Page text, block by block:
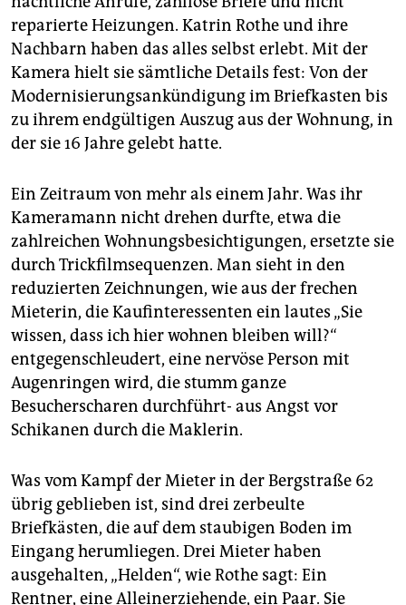
reparierte Heizungen. Katrin Rothe und ihre
Nachbarn haben das alles selbst erlebt. Mit der
Kamera hielt sie sämtliche Details fest: Von der
Modernisierungsankündigung im Briefkasten bis
zu ihrem endgültigen Auszug aus der Wohnung, in
der sie 16 Jahre gelebt hatte.
Ein Zeitraum von mehr als einem Jahr. Was ihr
Kameramann nicht drehen durfte, etwa die
zahlreichen Wohnungsbesichtigungen, ersetzte sie
durch Trickfilmsequenzen. Man sieht in den
reduzierten Zeichnungen, wie aus der frechen
Mieterin, die Kaufinteressenten ein lautes „Sie
wissen, dass ich hier wohnen bleiben will?“
entgegenschleudert, eine nervöse Person mit
Augenringen wird, die stumm ganze
Besucherscharen durchführt- aus Angst vor
Schikanen durch die Maklerin.
Was vom Kampf der Mieter in der Bergstraße 62
übrig geblieben ist, sind drei zerbeulte
Briefkästen, die auf dem staubigen Boden im
Eingang herumliegen. Drei Mieter haben
ausgehalten, „Helden“, wie Rothe sagt: Ein
Rentner, eine Alleinerziehende, ein Paar. Sie